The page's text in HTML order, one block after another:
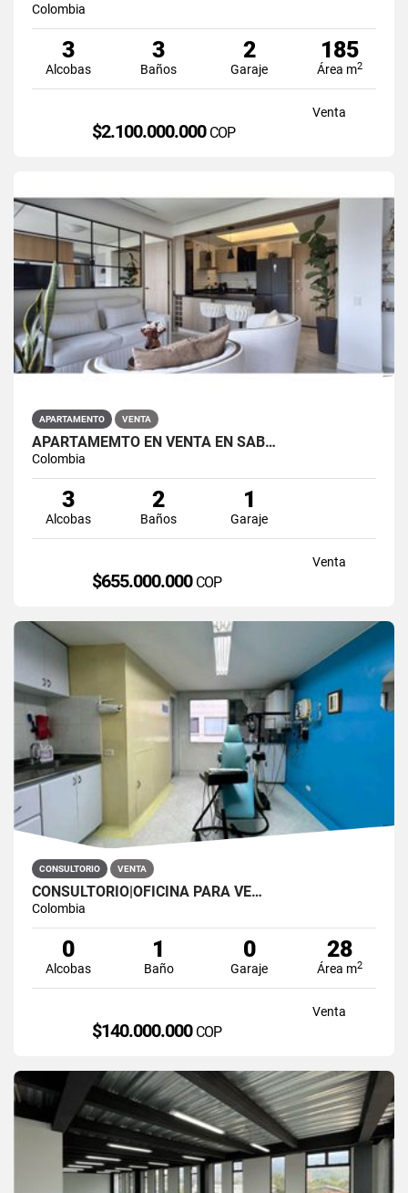
Colombia
3
Alcobas
3
Baños
2
Garaje
185
Área m2
Venta
$2.100.000.000 COP
APARTAMENTO VENTA
APARTAMEMTO EN VENTA EN SAB…
Colombia
3
Alcobas
2
Baños
1
Garaje
Venta
$655.000.000 COP
CONSULTORIO VENTA
CONSULTORIO|OFICINA PARA VE…
Colombia
0
Alcobas
1
Baño
0
Garaje
28
Área m2
Venta
$140.000.000 COP